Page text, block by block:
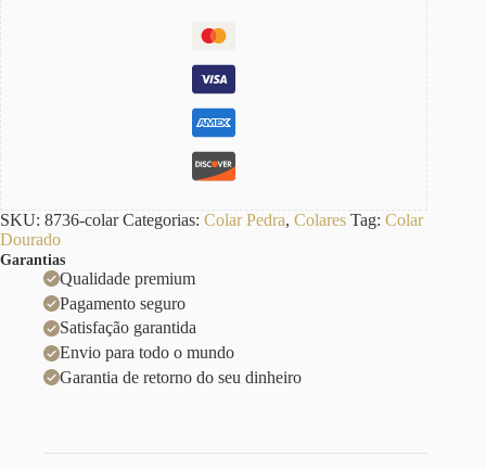
SKU: 8736-colar Categorias: Colar Pedra, Colares Tag: Colar
Dourado
Garantias
Qualidade premium
Pagamento seguro
Satisfação garantida
Envio para todo o mundo
Garantia de retorno do seu dinheiro